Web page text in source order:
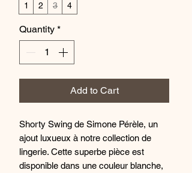
1 2 3 4
Quantity *
Add to Cart
Shorty Swing de Simone Pérèle, un
ajout luxueux à notre collection de
lingerie. Cette superbe pièce est
disponible dans une couleur blanche,